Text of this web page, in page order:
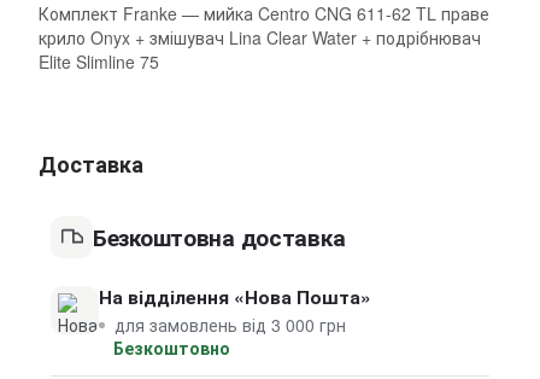
Комплект Franke — мийка Centro CNG 611-62 TL праве
крило Onyx + змішувач Lina Clear Water + подрібнювач
Elite Slimline 75
Доставка
Безкоштовна доставка
На відділення «Нова Пошта»
для замовлень від 3 000 грн
Безкоштовно